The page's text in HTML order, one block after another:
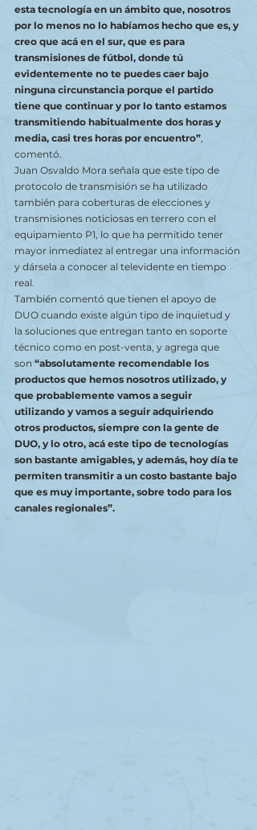
esta tecnología en un ámbito que, nosotros
por lo menos no lo habíamos hecho que es, y
creo que acá en el sur, que es para
transmisiones de fútbol, donde tú
evidentemente no te puedes caer bajo
ninguna circunstancia porque el partido
tiene que continuar y por lo tanto estamos
transmitiendo habitualmente dos horas y
media, casi tres horas por encuentro”,
comentó.
Juan Osvaldo Mora señala que este tipo de
protocolo de transmisión se ha utilizado
también para coberturas de elecciones y
transmisiones noticiosas en terrero con el
equipamiento P1, lo que ha permitido tener
mayor inmediatez al entregar una información
y dársela a conocer al televidente en tiempo
real.
También comentó que tienen el apoyo de
DUO cuando existe algún tipo de inquietud y
la soluciones que entregan tanto en soporte
técnico como en post-venta, y agrega que
son “absolutamente recomendable los
productos que hemos nosotros utilizado, y
que probablemente vamos a seguir
utilizando y vamos a seguir adquiriendo
otros productos, siempre con la gente de
DUO, y lo otro, acá este tipo de tecnologías
son bastante amigables, y además, hoy día te
permiten transmitir a un costo bastante bajo
que es muy importante, sobre todo para los
canales regionales”.